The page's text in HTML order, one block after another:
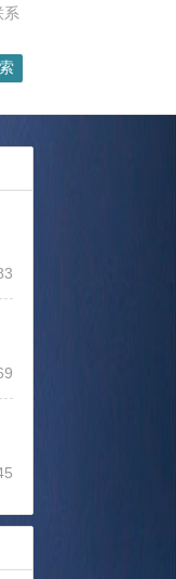
系